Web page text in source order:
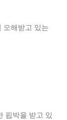
오해받고 있는
핍박을 받고 있